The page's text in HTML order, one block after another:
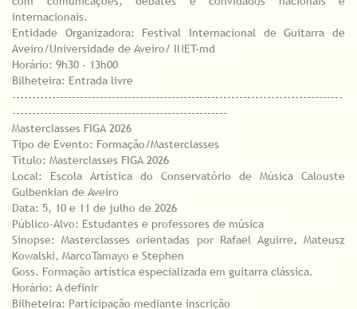
internacionais.
Entidade Organizadora: Festival Internacional de Guitarra de
Aveiro/Universidade de Aveiro/ INET-md
Horário: 9h30 - 13h00
Bilheteira: Entrada livre
-----------------------------------------------------------------------------------
------------------------------------------------------
Masterclasses FIGA 2026
Tipo de Evento: Formação/Masterclasses
Título: Masterclasses FIGA 2026
Local: Escola Artística do Conservatório de Música Calouste
Gulbenkian de Aveiro
Data: 5, 10 e 11 de julho de 2026
Público-Alvo: Estudantes e professores de música
Sinopse: Masterclasses orientadas por Rafael Aguirre, Mateusz
Kowalski, MarcoTamayo e Stephen
Goss. Formação artística especializada em guitarra clássica.
Horário: A definir
Bilheteira: Participação mediante inscrição